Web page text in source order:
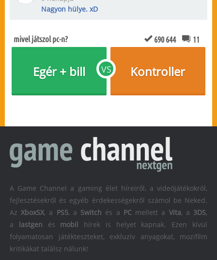
Nagyon hülye. xD
mivel játszol pc-n? 690 644 11
VS
Egér + bill Kontroller
A Game Channel a gaming élet híreiről, a videójátékokról,
fejlesztésekről és egyéb érdekességekről számol be Neked.
AzXboxSX, a PS5, a Switch és a PCmellett a Vita, a 3DS,
a lastgen és mobil hírek is helyet kapnak. Ezen kívül
folyamatosan játékteszteket, exkluzív anyagokat, mozifilm
kritikákat találsz nálunk!